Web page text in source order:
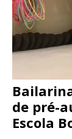
de pré-
Escola